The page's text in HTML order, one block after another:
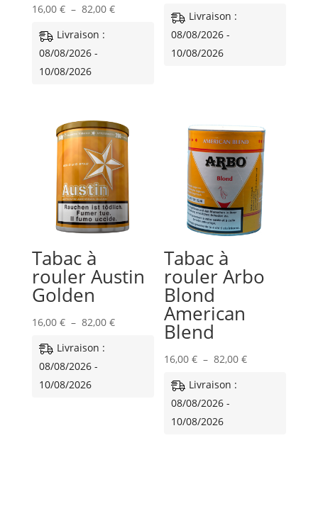
16,00 € – 82,00 €Plage
Livraison :
08/08/2026 -
10/08/2026
Livraison :
08/08/2026 -
10/08/2026
Tabac à
rouler Austin
Golden
16,00 € – 82,00 €Plage
Livraison :
08/08/2026 -
10/08/2026
Tabac à
rouler Arbo
Blond
American
Blend
16,00€ – 82,00€Plage
Livraison :
08/08/2026 -
10/08/2026